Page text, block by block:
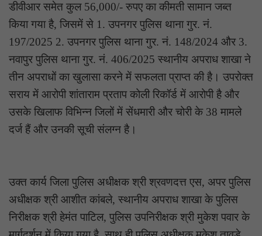
डीवीआर समेत कुल 56,000/- रुपए का कीमती सामान जब्त
किया गया है, जिसमें से 1. उपनगर पुलिस थाना गुर. नं.
197/2025 2. उपनगर पुलिस थाना गुर. नं. 148/2024 और 3.
नवापुर पुलिस थाना गुर. नं. 406/2025 स्थानीय अपराध शाखा ने
तीन अपराधों का खुलासा करने में सफलता प्राप्त की है। उपरोक्त
सराय में आरोपी शांताराम प्रताप कोली रिकॉर्ड में आरोपी है और
उसके खिलाफ विभिन्न जिलों में सेंधमारी और चोरी के 38 मामले
दर्ज हैं और उनकी सूची संलग्न है।
उक्त कार्य जिला पुलिस अधीक्षक श्री श्रवणदत्त एस, अपर पुलिस
अधीक्षक श्री आशीत कांबले, स्थानीय अपराध शाखा के पुलिस
निरीक्षक श्री हेमंत पाटिल, पुलिस उपनिरीक्षक श्री मुकेश पवार के